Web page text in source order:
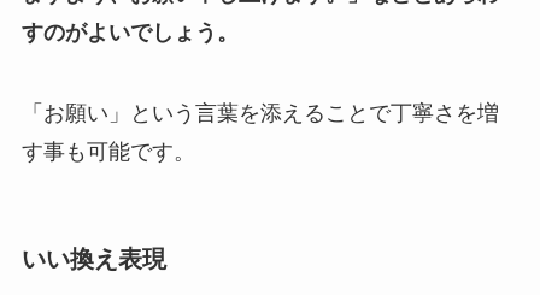
すのがよいでしょう。
「お願い」という言葉を添えることで丁寧さを増
す事も可能です。
いい換え表現